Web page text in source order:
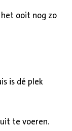
ooit nog zo
is dé plek
te voeren.